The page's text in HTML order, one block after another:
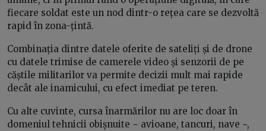
fiecare soldat este un nod dintr-o rețea care se dezvoltă
rapid în zona-țintă.
Combinația dintre datele oferite de sateliți și de drone
cu datele trimise de camerele video și senzorii de pe
căștile militarilor va permite decizii mult mai rapide
decât ale inamicului, cu efect imediat pe teren.
Cu alte cuvinte, cursa înarmărilor nu are loc doar în
domeniul tehnicii obișnuite − avioane, tancuri, nave −,